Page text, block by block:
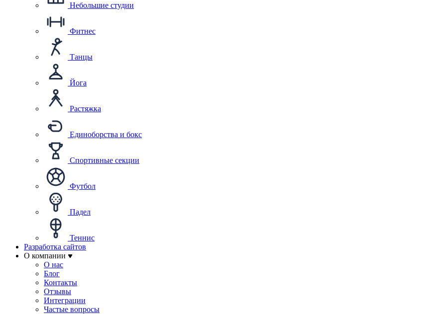
Небольшие студии
Фитнес
Танцы
Йога
Растяжка
Единоборства и бокс
Спортивные секции
Футбол
Падел
Теннис
Разработка сайтов
О компании
О нас
Блог
Контакты
Отзывы
Интеграции
Частые вопросы